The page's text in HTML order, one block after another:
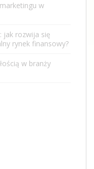
w
jak rozwija się
rynek finansowy?
w branży